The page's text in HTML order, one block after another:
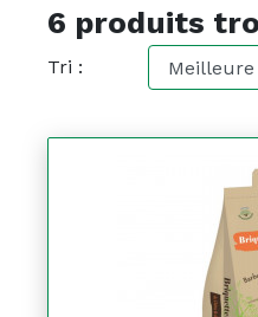
6 produits
Tri :